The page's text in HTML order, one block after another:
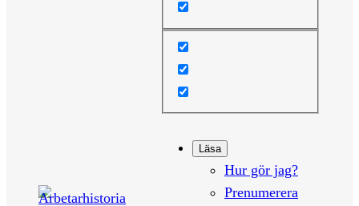
Läsa
Hur gör jag?
Prenumerera